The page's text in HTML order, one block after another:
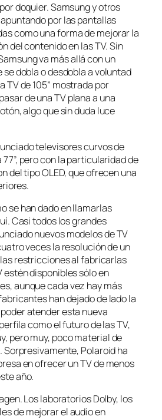
doquier. Samsung y otros
por las pantallas
como una forma de mejorar la
del contenido en las TV. Sin
va más allá con un
se dobla o desdobla a voluntad
TV de 105” mostrada por
de una TV plana a una
algo que sin duda luce
televisores curvos de
pero con la particularidad de
del tipo OLED, que ofrecen una
se han dado en llamarlas
Casi todos los grandes
nuevos modelos de TV
veces la resolución de un
restricciones al fabricarlas
estén disponibles sólo en
aunque cada vez hay más
han dejado de lado la
atender esta nueva
como el futuro de las TV,
pero muy, poco material de
Sorpresivamente, Polaroid ha
en ofrecer un TV de menos
año.
Los laboratorios Dolby, los
de mejorar el audio en